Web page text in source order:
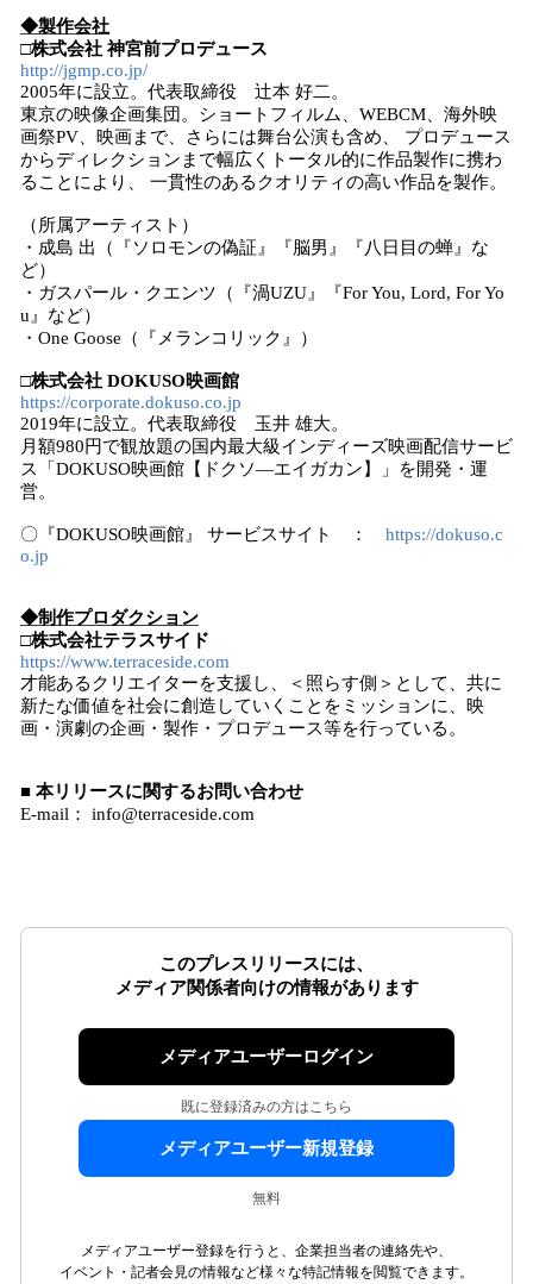
◆製作会社
□株式会社 神宮前プロデュース
http://jgmp.co.jp/
2005年に設立。代表取締役 辻本 好二。
東京の映像企画集団。ショートフィルム、WEBCM、海外映
画祭PV、映画まで、さらには舞台公演も含め、 プロデュース
からディレクションまで幅広くトータル的に作品製作に携わ
ることにより、 一貫性のあるクオリティの高い作品を製作。
（所属アーティスト）
・成島 出（『ソロモンの偽証』『脳男』『八日目の蝉』な
ど）
・ガスパール・クエンツ（『渦UZU』『For You, Lord, For Yo
u』など）
・One Goose（『メランコリック』）
□株式会社 DOKUSO映画館
https://corporate.dokuso.co.jp
2019年に設立。代表取締役 玉井 雄大。
月額980円で観放題の国内最大級インディーズ映画配信サービ
ス「DOKUSO映画館【ドクソ―エイガカン】」を開発・運
営。
〇『DOKUSO映画館』 サービスサイト ： https://dokuso.c
o.jp
◆制作プロダクション
□株式会社テラスサイド
https://www.terraceside.com
才能あるクリエイターを支援し、＜照らす側＞として、共に
新たな価値を社会に創造していくことをミッションに、映
画・演劇の企画・製作・プロデュース等を行っている。
■ 本リリースに関するお問い合わせ
E-mail： info@terraceside.com
このプレスリリースには、
メディア関係者向けの情報があります
メディアユーザーログイン
既に登録済みの方はこちら
メディアユーザー新規登録
無料
メディアユーザー登録を行うと、企業担当者の連絡先や、
イベント・記者会見の情報など様々な特記情報を閲覧できます。